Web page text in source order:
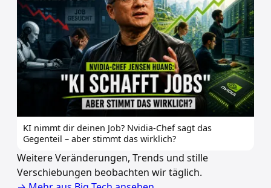
KI nimmt dir deinen Job? Nvidia-Chef sagt das
Gegenteil – aber stimmt das wirklich?
Weitere Veränderungen, Trends und stille
Verschiebungen beobachten wir täglich.